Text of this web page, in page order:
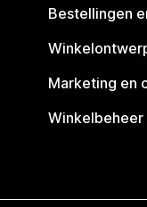
Bestellingen
Marketing en
Winkelbeheer